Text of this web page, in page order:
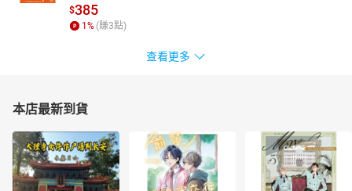
$385
1% (賺3點)
查看更多
本店最新到貨